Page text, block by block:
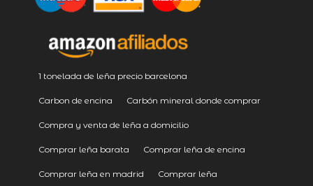
1 tonelada de leña precio barcelona
Carbon de encina Carbón mineral donde comprar
Compra y venta de leña a domicilio
Comprar leña barata Comprar leña de encina
Comprar leña en madrid Comprar leña